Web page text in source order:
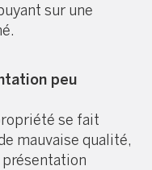
sur une
peu
se fait
mauvaise qualité,
présentation